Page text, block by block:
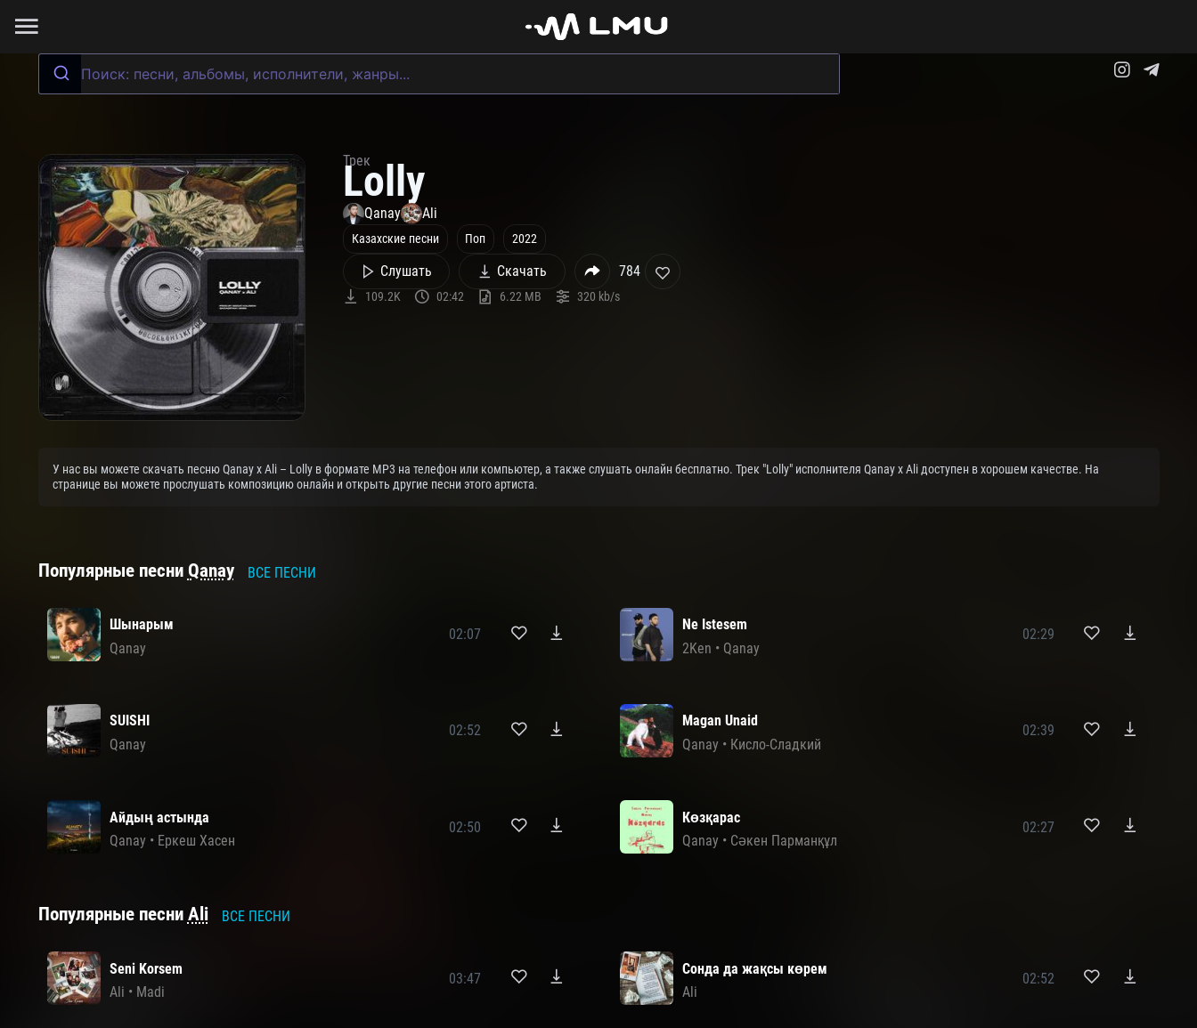
Трек
Lolly
Qanay Ali
Казахские песни Поп 2022
Слушать Скачать 784
109.2K 02:42 6.22 MB 320 kb/s
У нас вы можете скачать песню Qanay x Ali – Lolly в формате MP3 на телефон или компьютер, а также слушать онлайн бесплатно. Трек "Lolly" исполнителя Qanay x Ali доступен в хорошем качестве. На
странице вы можете прослушать композицию онлайн и открыть другие песни этого артиста.
Популярные песни Qanay ВСЕ ПЕСНИ
Шынарым
Qanay
02:07
Ne Istesem
2Ken • Qanay
02:29
SUISHI
Qanay
02:52
Magan Unaid
Qanay • Кисло-Сладкий
02:39
Айдың астында
Qanay• Еркеш Хасен
02:50
Көзқарас
Qanay • Сәкен Парманқұл
02:27
Популярные песни Ali ВСЕ ПЕСНИ
Seni Korsem
Ali • Madi
03:47
Сонда да жақсы көрем
Ali
02:52